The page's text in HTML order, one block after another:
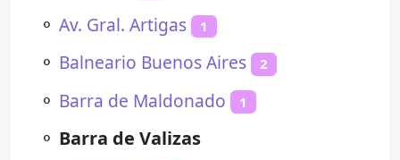
⚬ Av. Gral. Artigas 1
⚬ Balneario Buenos Aires 2
⚬ Barra de Maldonado 1
⚬ Barra de Valizas